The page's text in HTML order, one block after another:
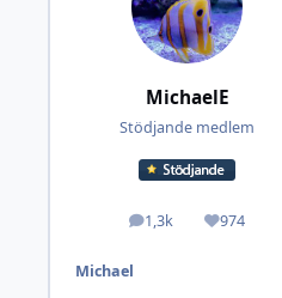
MichaelE
Stödjande medlem
1,3k
Inlägg 974
Omdöme
Michael